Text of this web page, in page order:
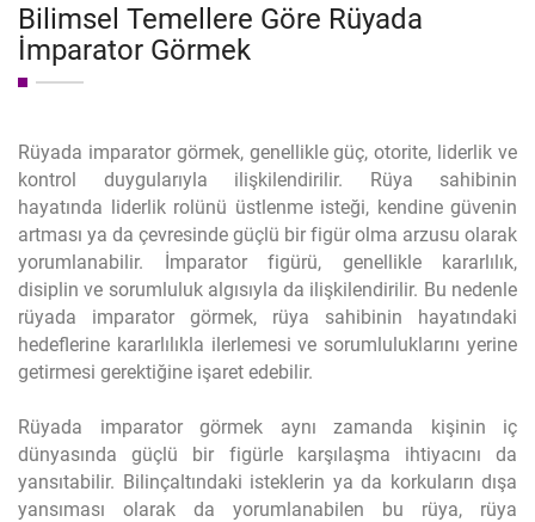
Bilimsel Temellere Göre Rüyada
İmparator Görmek
Rüyada imparator görmek, genellikle güç, otorite, liderlik ve
kontrol duygularıyla ilişkilendirilir. Rüya sahibinin
hayatında liderlik rolünü üstlenme isteği, kendine güvenin
artması ya da çevresinde güçlü bir figür olma arzusu olarak
yorumlanabilir. İmparator figürü, genellikle kararlılık,
disiplin ve sorumluluk algısıyla da ilişkilendirilir. Bu nedenle
rüyada imparator görmek, rüya sahibinin hayatındaki
hedeflerine kararlılıkla ilerlemesi ve sorumluluklarını yerine
getirmesi gerektiğine işaret edebilir.
Rüyada imparator görmek aynı zamanda kişinin iç
dünyasında güçlü bir figürle karşılaşma ihtiyacını da
yansıtabilir. Bilinçaltındaki isteklerin ya da korkuların dışa
yansıması olarak da yorumlanabilen bu rüya, rüya